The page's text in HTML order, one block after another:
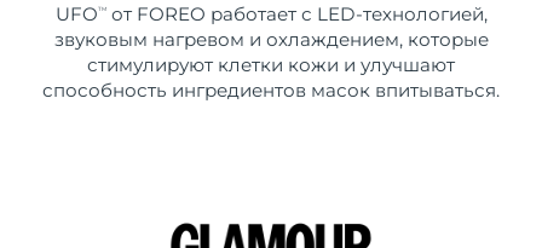
UFO TMот FOREO работает с LED-технологией,
звуковым нагревом и охлаждением, которые
стимулируют клетки кожи и улучшают
способность ингредиентов масок впитываться.